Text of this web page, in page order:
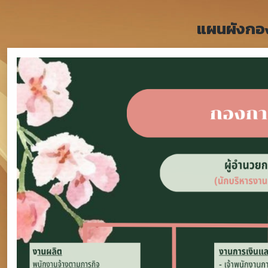
แผนผังกอ